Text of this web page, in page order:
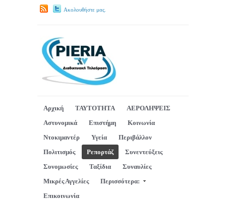
Ακολουθήστε μας.
Αρχική ΤΑΥΤΟΤΗΤΑ
ΑΕΡΟΛΗΨΕΙΣ
Αστυνομικά
Επιστήμη
Κοινωνία
Ντοκιμαντέρ
Υγεία
Περιβάλλον
Πολιτισμός
Ρεπορτάζ
Συνεντεύξεις
Συνομωσίες
Ταξίδια
Συναυλίες
Μικρές Αγγελίες
Περισσότερα:
Επικοινωνία